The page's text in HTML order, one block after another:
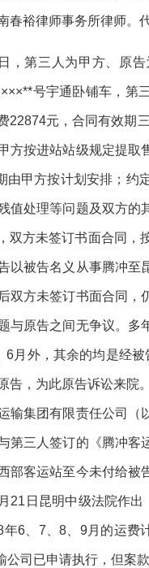
裕律师事务所律师。
，第三人为甲方、原
号宇通卧铺车，第
22874元，合同有效期
方按进站站级规定提取
甲方按计划安排；约
值处理等问题及双方的
双方未签订书面合同，
以被告名义从事腾冲至
双方未签订书面合同，
与原告之间无争议。多
月外，其余的均是经
告，为此原告诉讼来院。
输集团有限责任公司（
第三人签订的《腾冲客
部客运站至今未付给被
21日昆明中级法院作
6、7、8、9月的运费
司已申请执行，但案